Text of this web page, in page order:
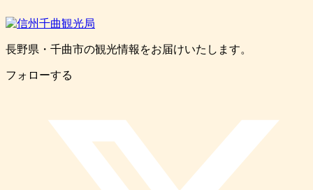
長野県・千曲市の観光情報をお届けいたします。
フォローする